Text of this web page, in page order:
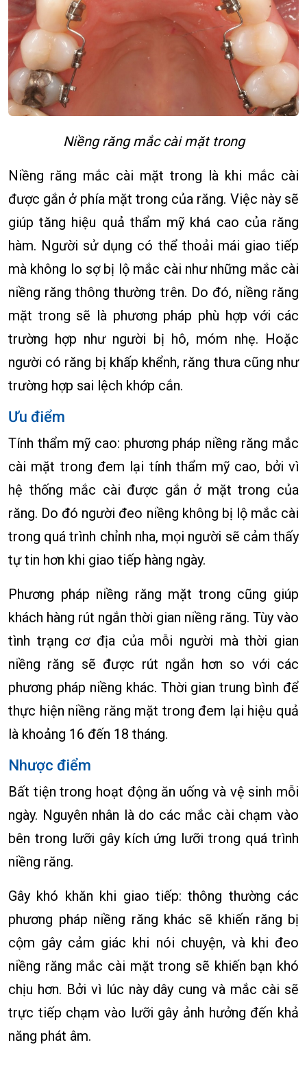
Niềng răng mắc cài mặt trong
Niềng răng mắc cài mặt trong là khi mắc cài
được gắn ở phía mặt trong của răng. Việc này sẽ
giúp tăng hiệu quả thẩm mỹ khá cao của răng
hàm. Người sử dụng có thể thoải mái giao tiếp
mà không lo sợ bị lộ mắc cài như những mắc cài
niềng răng thông thường trên. Do đó, niềng răng
mặt trong sẽ là phương pháp phù hợp với các
trường hợp như người bị hô, móm nhẹ. Hoặc
người có răng bị khấp khểnh, răng thưa cũng như
trường hợp sai lệch khớp cắn.
Ưu điểm
Tính thẩm mỹ cao: phương pháp niềng răng mắc
cài mặt trong đem lại tính thẩm mỹ cao, bởi vì
hệ thống mắc cài được gắn ở mặt trong của
răng. Do đó người đeo niềng không bị lộ mắc cài
trong quá trình chỉnh nha, mọi người sẽ cảm thấy
tự tin hơn khi giao tiếp hàng ngày.
Phương pháp niềng răng mặt trong cũng giúp
khách hàng rút ngắn thời gian niềng răng. Tùy vào
tình trạng cơ địa của mỗi người mà thời gian
niềng răng sẽ được rút ngắn hơn so với các
phương pháp niềng khác. Thời gian trung bình để
thực hiện niềng răng mặt trong đem lại hiệu quả
là khoảng 16 đến 18 tháng.
Nhược điểm
Bất tiện trong hoạt động ăn uống và vệ sinh mỗi
ngày. Nguyên nhân là do các mắc cài chạm vào
bên trong lưỡi gây kích ứng lưỡi trong quá trình
niềng răng.
Gây khó khăn khi giao tiếp: thông thường các
phương pháp niềng răng khác sẽ khiến răng bị
cộm gây cảm giác khi nói chuyện, và khi đeo
niềng răng mắc cài mặt trong sẽ khiến bạn khó
chịu hơn. Bởi vì lúc này dây cung và mắc cài sẽ
trực tiếp chạm vào lưỡi gây ảnh hưởng đến khả
năng phát âm.